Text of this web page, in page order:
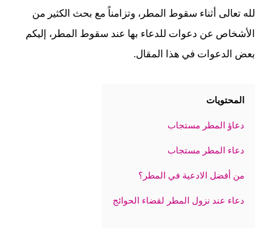
لله تعالى أثناء سقوط المطر، وتزامناً مع بحث الكثير من
الأشخاص عن دعوات للدعاء بها عند سقوط المطر، إليكم
بعض الدعوات في هذا المقال.
المحتويات
دعاؤ المطر مستجاب
دعاء المطر مستجاب
من أفضل الادعية في المطر؟
دعاء عند نزول المطر لقضاء الحوائج